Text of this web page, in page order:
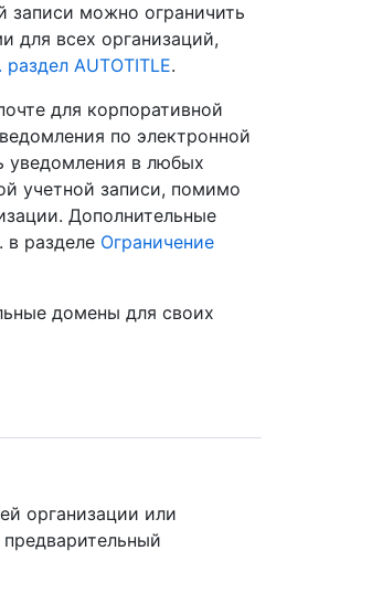
записи можно ограничить
для всех организаций,
. раздел AUTOTITLE.
для корпоративной
по электронной
уведомления в любых
учетной записи, помимо
Дополнительные
в разделе Ограничение
домены для своих
организации или